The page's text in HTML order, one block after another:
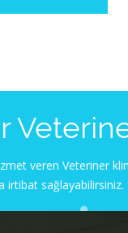
veren Veteriner
irtibat sağlayabilirsiniz.